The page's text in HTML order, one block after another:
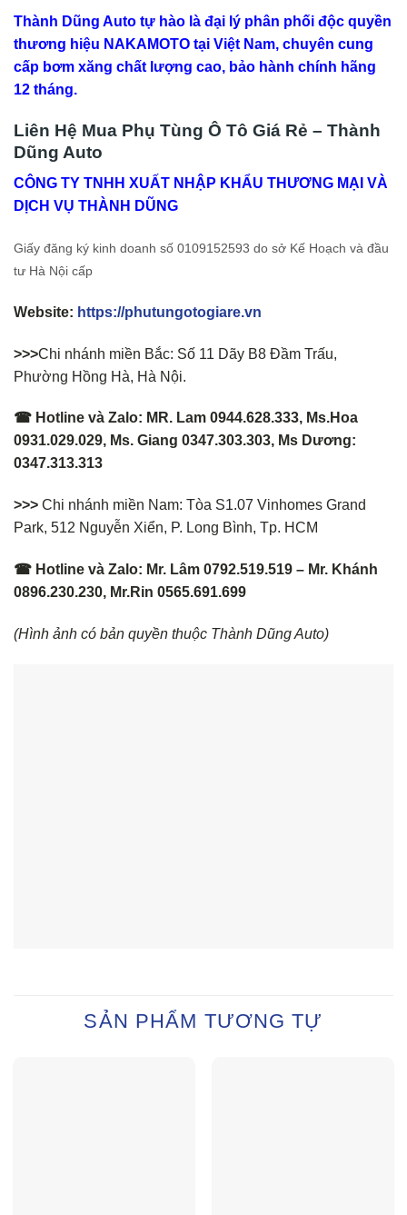
Thành Dũng Auto tự hào là đại lý phân phối độc quyền
thương hiệu NAKAMOTO tại Việt Nam, chuyên cung
cấp bơm xăng chất lượng cao, bảo hành chính hãng
12 tháng.
Liên Hệ Mua Phụ Tùng Ô Tô Giá Rẻ – Thành
Dũng Auto
CÔNG TY TNHH XUẤT NHẬP KHẨU THƯƠNG MẠI VÀ
DỊCH VỤ THÀNH DŨNG
Giấy đăng ký kinh doanh số 0109152593 do sở Kế Hoạch và đầu
tư Hà Nội cấp
Website: https://phutungotogiare.vn
>>>Chi nhánh miền Bắc: Số 11 Dãy B8 Đầm Trấu,
Phường Hồng Hà, Hà Nội.
☎ Hotline và Zalo: MR. Lam 0944.628.333, Ms.Hoa
0931.029.029, Ms. Giang 0347.303.303, Ms Dương:
0347.313.313
>>> Chi nhánh miền Nam: Tòa S1.07 Vinhomes Grand
Park, 512 Nguyễn Xiển, P. Long Bình, Tp. HCM
☎ Hotline và Zalo: Mr. Lâm 0792.519.519 – Mr. Khánh
0896.230.230, Mr.Rin 0565.691.699
(Hình ảnh có bản quyền thuộc Thành Dũng Auto)
SẢN PHẨM TƯƠNG TỰ